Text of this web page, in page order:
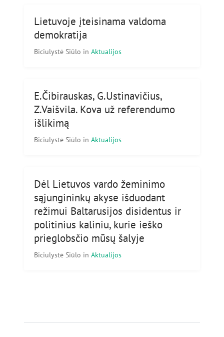
Lietuvoje įteisinama valdoma
demokratija
Biciulystė Siūlo in Aktualijos
E.Čibirauskas, G.Ustinavičius,
Z.Vaišvila. Kova už referendumo
išlikimą
Biciulystė Siūlo in Aktualijos
Dėl Lietuvos vardo žeminimo
sąjungininkų akyse išduodant
režimui Baltarusijos disidentus ir
politinius kaliniu, kurie ieško
prieglobsčio mūsų šalyje
Biciulystė Siūlo in Aktualijos